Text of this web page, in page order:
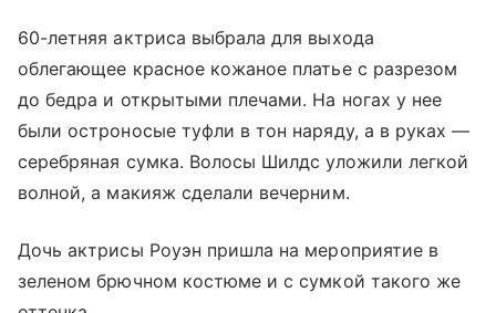
60-летняя актриса выбрала для выхода
облегающее красное кожаное платье с разрезом
до бедра и открытыми плечами. На ногах у нее
были остроносые туфли в тон наряду, а в руках —
серебряная сумка. Волосы Шилдс уложили легкой
волной, а макияж сделали вечерним.
Дочь актрисы Роуэн пришла на мероприятие в
зеленом брючном костюме и с сумкой такого же